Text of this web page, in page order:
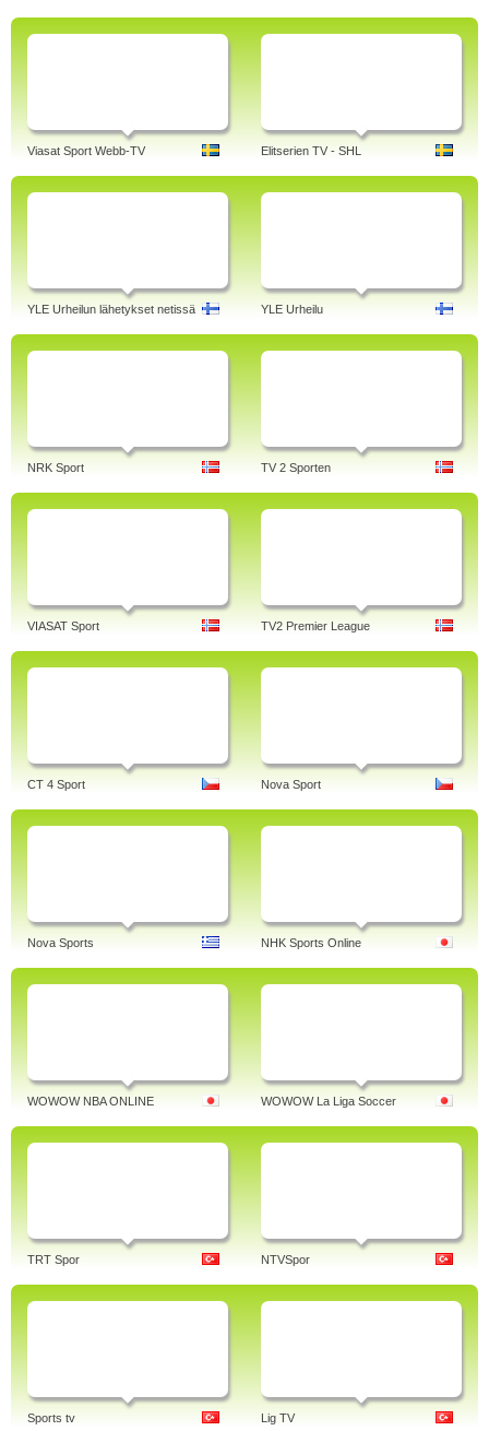
Viasat Sport Webb-TV Elitserien TV - SHL
YLE Urheilun lähetykset netissä YLE Urheilu
NRK Sport TV 2 Sporten
VIASAT Sport TV2 Premier League
CT 4 Sport Nova Sport
Nova Sports NHK Sports Online
WOWOW NBA ONLINE WOWOW La Liga Soccer
TRT Spor NTVSpor
Sports tv Lig TV